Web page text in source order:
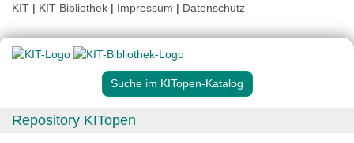
KIT | KIT-Bibliothek | Impressum | Datenschutz
Suche im KITopen-Katalog
Repository KITopen